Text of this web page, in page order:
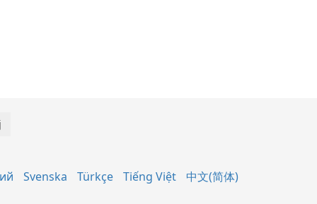
Svenska Türkçe Tiếng Việt
中文(简体)